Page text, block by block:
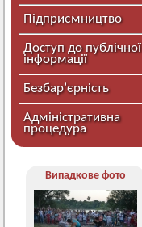
Підприємництво
Доступ до публічної
інформації
Безбар’єрність
Адміністративна
процедура
Випадкове фото